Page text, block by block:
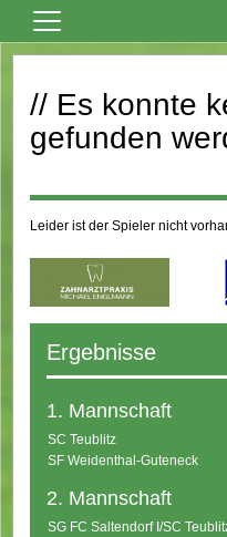
Vereinsnews
Fußball
Billard
Über den Verein
Sportheim Mieten
Formulare
Bilder
// Es konnte
gefunden
Leider ist der Spieler nicht
Ergebnisse
1. Mannschaft
SC Teublitz
SF Weidenthal-Guteneck
2. Mannschaft
SG FC Saltendorf I/SC Teublitz